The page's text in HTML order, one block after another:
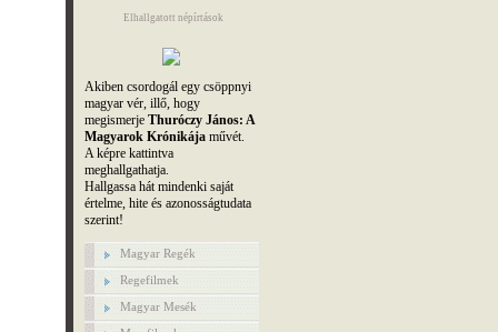
Elhallgatott népírtások
Akiben csordogál egy csöppnyi
magyar vér, illő, hogy
megismerje Thuróczy János: A
Magyarok Krónikájaművét.
A képre kattintva
meghallgathatja.
Hallgassa hát mindenki saját
értelme, hite és azonosságtudata
szerint!
Magyar Regék
Regefilmek
Magyar Mesék